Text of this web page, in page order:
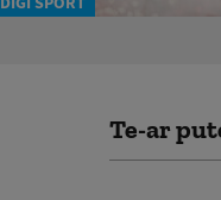
Te-ar